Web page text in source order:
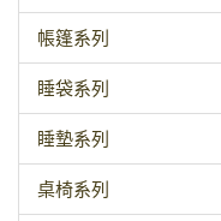
帳篷系列
睡袋系列
睡墊系列
桌椅系列